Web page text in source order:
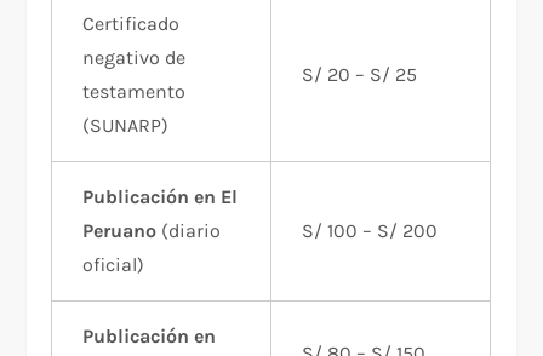
Certificado
negativo de
testamento
(SUNARP)
S/ 20 – S/ 25
Publicación en El
Peruano (diario
oficial)
S/ 100 – S/ 200
Publicación en